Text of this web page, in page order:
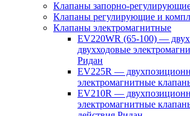
Клапаны запорно-
Клапаны регулирующие и
Клапаны электромагнитные
EV220WR (65-100) —
двухходовые
Ридан
EV225R —
электромагнитные
EV210R —
электромагнитные